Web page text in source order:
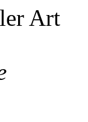
Art